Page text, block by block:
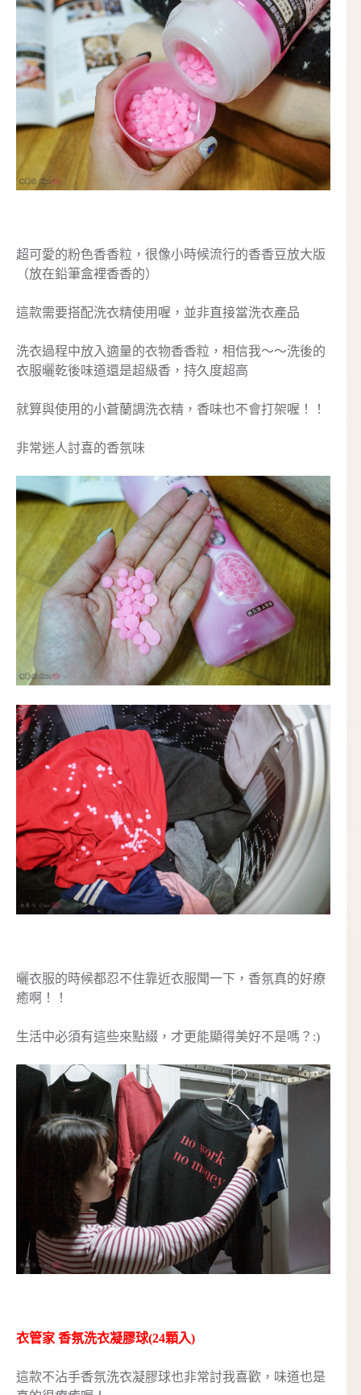
超可愛的粉色香香粒，很像小時候流行的香香豆放大版
（放在鉛筆盒裡香香的）
這款需要搭配洗衣精使用喔，並非直接當洗衣產品
洗衣過程中放入適量的衣物香香粒，相信我～～洗後的
衣服曬乾後味道還是超級香，持久度超高
就算與使用的小蒼蘭調洗衣精，香味也不會打架喔！！
非常迷人討喜的香氛味
曬衣服的時候都忍不住靠近衣服聞一下，香氛真的好療
癒啊！！
生活中必須有這些來點綴，才更能顯得美好不是嗎？:)
衣管家 香氛洗衣凝膠球(24顆入)
這款不沾手香氛洗衣凝膠球也非常討我喜歡，味道也是